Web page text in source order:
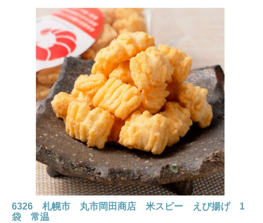
6326 札幌市 丸市岡田商店 米スピー えび揚げ 1
袋 常温